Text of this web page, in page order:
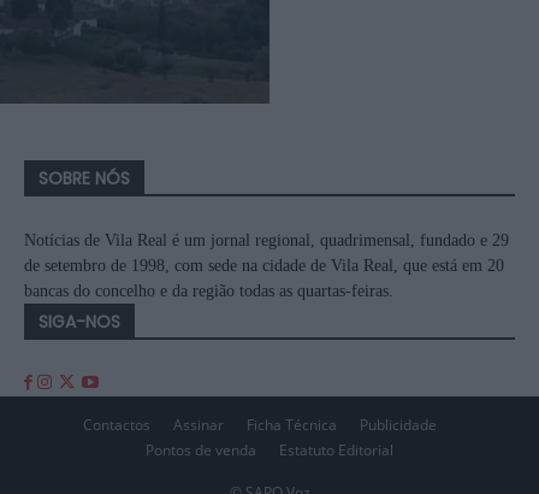
SOBRE NÓS
Notícias de Vila Real é um jornal regional, quadrimensal, fundado e 29
de setembro de 1998, com sede na cidade de Vila Real, que está em 20
bancas do concelho e da região todas as quartas-feiras.
SIGA-NOS
Contactos Assinar Ficha Técnica
Publicidade
Pontos de venda
Estatuto Editorial